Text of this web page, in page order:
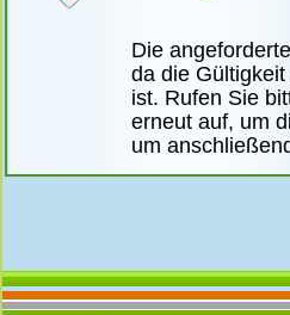
Die
da die
ist. Rufen Sie
erneut auf, um
um